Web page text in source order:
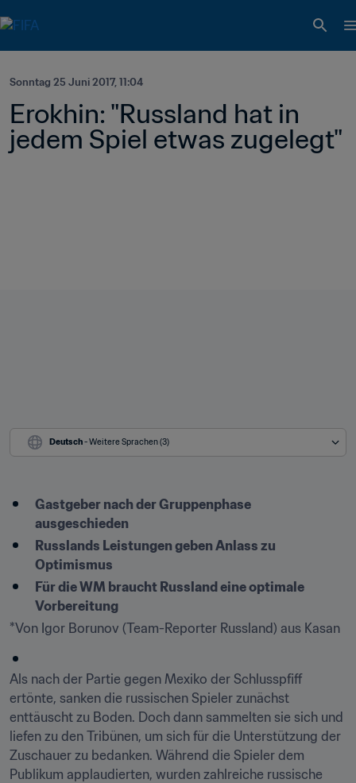
Sonntag 25 Juni 2017, 11:04
Erokhin: "Russland hat in
jedem Spiel etwas zugelegt"
Deutsch - Weitere Sprachen (3)
Gastgeber nach der Gruppenphase
ausgeschieden
Russlands Leistungen geben Anlass zu
Optimismus
Für die WM braucht Russland eine optimale
Vorbereitung
*Von Igor Borunov (Team-Reporter Russland) aus Kasan
Als nach der Partie gegen Mexiko der Schlusspfiff
ertönte, sanken die russischen Spieler zunächst
enttäuscht zu Boden. Doch dann sammelten sie sich und
liefen zu den Tribünen, um sich für die Unterstützung der
Zuschauer zu bedanken. Während die Spieler dem
Publikum applaudierten, wurden zahlreiche russische